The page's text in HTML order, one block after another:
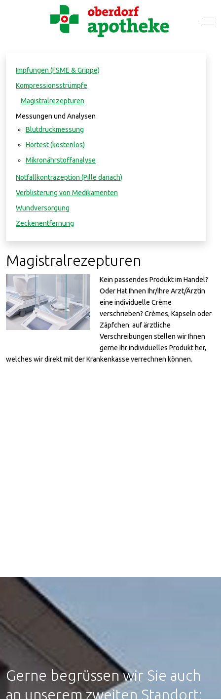
Mobile Menu Toggle Off-
Impfungen (FSME & Grippe)
Kompressionsstrümpfe
Magistralrezepturen
Messungen und Analysen
Blutdruckmessung
Hörtest (kostenlos)
Mikronährstoffanalyse
Notfallkontrazeption (Pille danach)
Verblisterung von Medikamenten
Wundversorgung
Zeckenentfernung
Magistralrezepturen
Kein passendes Produkt im Handel?
Oder Hat Ihnen Ihr/Ihre Arzt/Ärztin
eine individuelle Crème
verschrieben? Crèmes, Kapseln oder
Zäpfchen: auf ärztliche
Verschreibungen stellen wir Ihnen
gerne Ihr individuelles Produkt her,
welches wir direkt mit der Krankenkasse verrechnen können.
Gerne begrüssen wir Sie auch
an unserem zweiten Standort: